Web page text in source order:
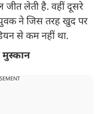
जीत लेती है. वहीं दूसरे
युवक ने जिस तरह खुद पर
से कम नहीं था.
मुस्कान